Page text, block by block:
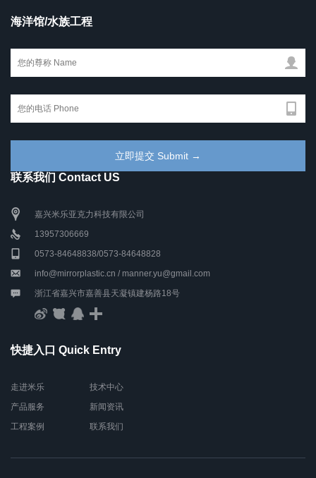
海洋馆/水族工程
联系我们 Contact US
嘉兴米乐亚克力科技有限公司
13957306669
0573-84648838/0573-84648828
info@mirrorplastic.cn / manner.yu@gmail.com
浙江省嘉兴市嘉善县天凝镇建杨路18号
快捷入口 Quick Entry
走进米乐
产品服务
工程案例
技术中心
新闻资讯
联系我们